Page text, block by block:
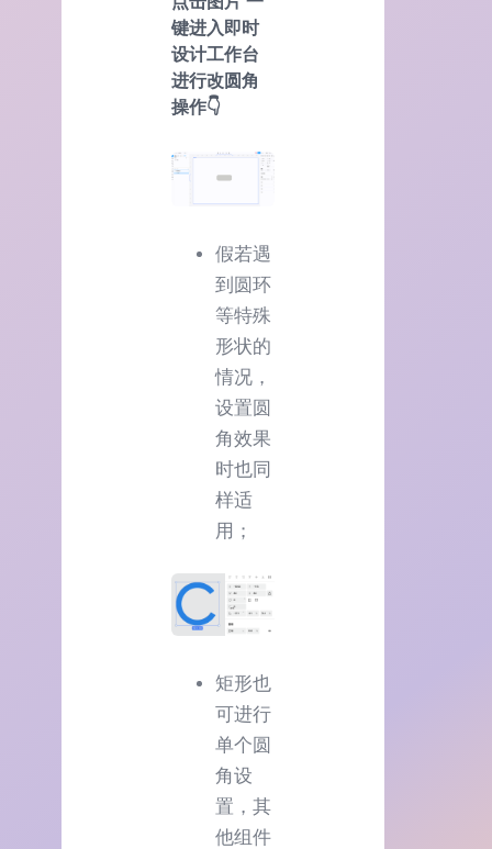
键进入即时
设计工作台
进行改圆角
操作👇
假若遇
到圆环
等特殊
形状的
情况，
设置圆
角效果
时也同
样适
用；
矩形也
可进行
单个圆
角设
置，其
他组件